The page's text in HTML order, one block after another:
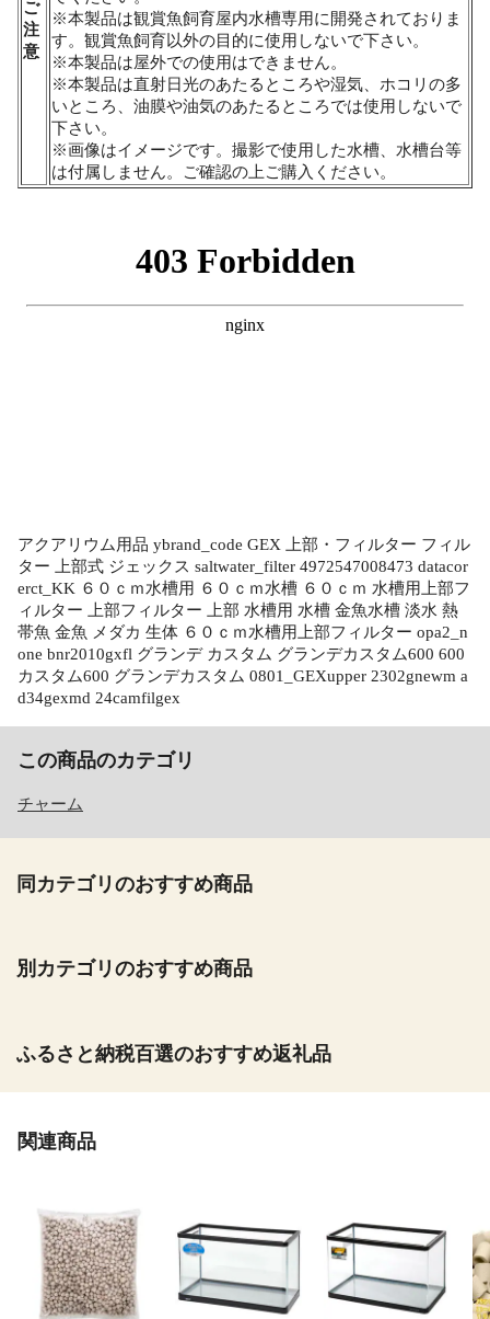
ご
注
意
※本製品は観賞魚飼育屋内水槽専用に開発されておりま
す。観賞魚飼育以外の目的に使用しないで下さい。
※本製品は屋外での使用はできません。
※本製品は直射日光のあたるところや湿気、ホコリの多
いところ、油膜や油気のあたるところでは使用しないで
下さい。
※画像はイメージです。撮影で使用した水槽、水槽台等
は付属しません。ご確認の上ご購入ください。
アクアリウム用品 ybrand_code GEX 上部・フィルター フィル
ター 上部式 ジェックス saltwater_filter 4972547008473 datacor
erct_KK ６０ｃｍ水槽用 ６０ｃｍ水槽 ６０ｃｍ 水槽用上部フ
ィルター 上部フィルター 上部 水槽用 水槽 金魚水槽 淡水 熱
帯魚 金魚 メダカ 生体 ６０ｃｍ水槽用上部フィルター opa2_n
one bnr2010gxfl グランデ カスタム グランデカスタム600 600
カスタム600 グランデカスタム 0801_GEXupper 2302gnewm a
d34gexmd 24camfilgex
この商品のカテゴリ
チャーム
同カテゴリのおすすめ商品
別カテゴリのおすすめ商品
ふるさと納税百選のおすすめ返礼品
関連商品